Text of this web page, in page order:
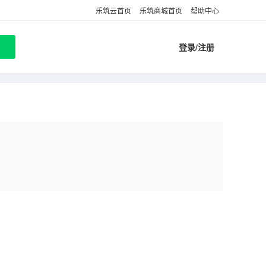
乐筑云首页 乐筑商城首页 帮助中心
登录/注册